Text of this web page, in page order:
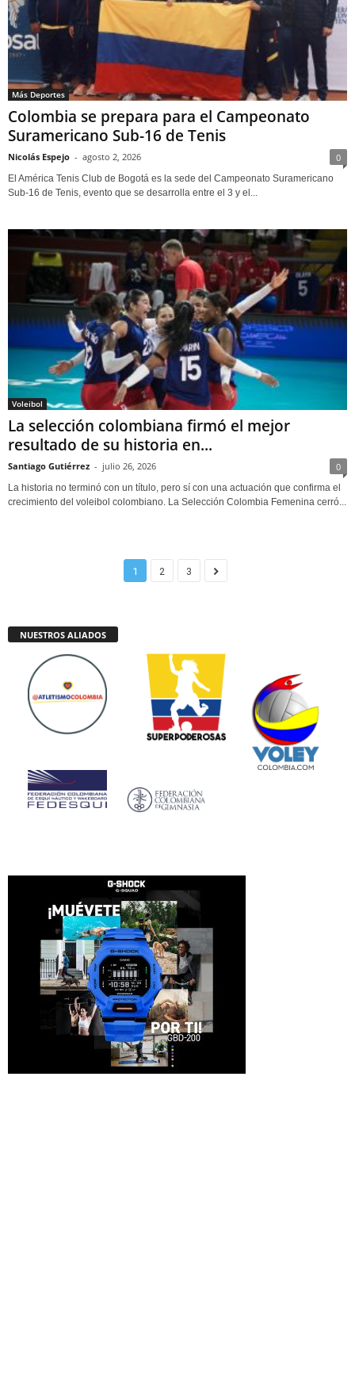
Más Deportes
Colombia se prepara para el Campeonato
Suramericano Sub-16 de Tenis
Nicolás Espejo - agosto 2, 2026 0
El América Tenis Club de Bogotá es la sede del Campeonato Suramericano
Sub-16 de Tenis, evento que se desarrolla entre el 3 y el...
Voleibol
La selección colombiana firmó el mejor
resultado de su historia en...
Santiago Gutiérrez - julio 26, 2026 0
La historia no terminó con un título, pero sí con una actuación que confirma el
crecimiento del voleibol colombiano. La Selección Colombia Femenina cerró...
1 2 3
NUESTROS ALIADOS